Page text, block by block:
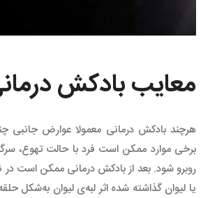
معایب بادکش
هرچند بادکش درمانی معمولا عوارض جانبی
برخی موارد ممکن است فرد با حالت تهوع،
روبرو شود. بعد از بادکش درمانی ممکن است در
یا لیوان گذاشته شده اثر لبه‌ی لیوان به‌شکل